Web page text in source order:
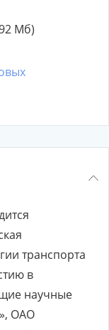
Мб)
транспорта
в
научные
ОАО